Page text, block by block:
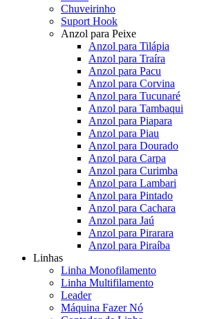
Chuveirinho
Suport Hook
Anzol para Peixe
Anzol para Tilápia
Anzol para Traíra
Anzol para Pacu
Anzol para Corvina
Anzol para Tucunaré
Anzol para Tambaqui
Anzol para Piapara
Anzol para Piau
Anzol para Dourado
Anzol para Carpa
Anzol para Curimba
Anzol para Lambari
Anzol para Pintado
Anzol para Cachara
Anzol para Jaú
Anzol para Pirarara
Anzol para Piraíba
Linhas
Linha Monofilamento
Linha Multifilamento
Leader
Máquina Fazer Nó